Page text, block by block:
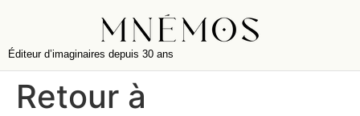
Éditeur d’imaginaires depuis 30 ans
Retour à